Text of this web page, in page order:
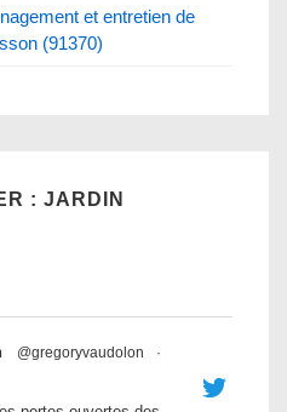
et entretien de
(91370)
: JARDIN
@gregoryvaudolon
·